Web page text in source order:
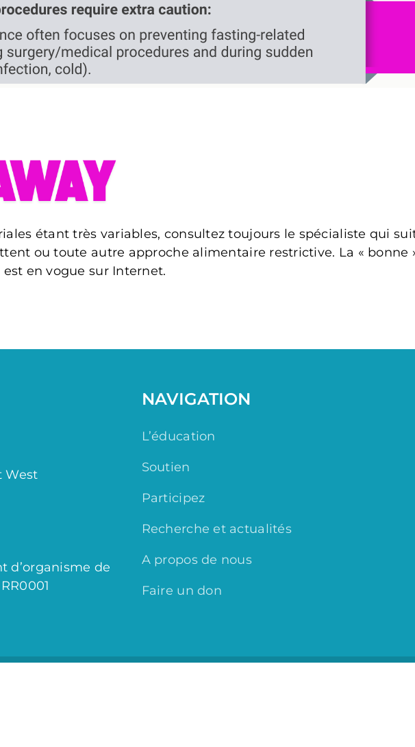
étant très variables, consultez toujours le spécialiste qui
ou toute autre approche alimentaire restrictive. La « bonne
en vogue sur Internet.
West
d’organisme de
NAVIGATION
L’éducation
Soutien
Participez
Recherche et actualités
A propos de nous
Faire un don